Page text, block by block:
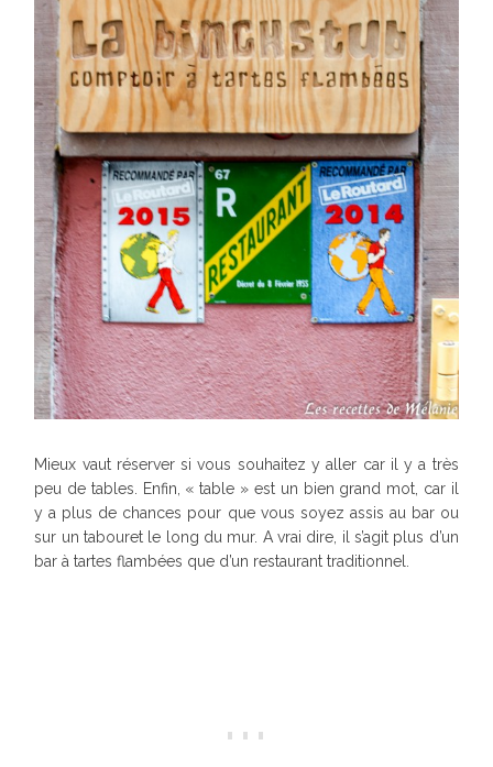
Mieux vaut réserver si vous souhaitez y aller car il y a très
peu de tables. Enfin, « table » est un bien grand mot, car il
y a plus de chances pour que vous soyez assis au bar ou
sur un tabouret le long du mur. A vrai dire, il s’agit plus d’un
bar à tartes flambées que d’un restaurant traditionnel.